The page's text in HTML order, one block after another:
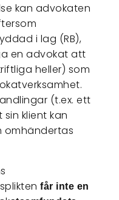
kan advokaten
i lag (RB),
en advokat att
heller) som
(t.ex. ett
klient kan
omhändertas
får inte en